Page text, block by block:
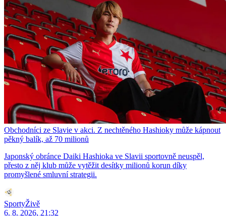
Obchodníci ze Slavie v akci. Z nechtěného Hashioky může kápnout
pěkný balík, až 70 milionů
Japonský obránce Daiki Hashioka ve Slavii sportovně neuspěl,
přesto z něj klub může vytěžit desítky milionů korun díky
promyšlené smluvní strategii.
SportyŽivě
6. 8. 2026, 21:32